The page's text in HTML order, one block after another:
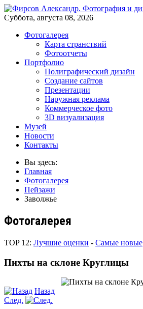
Суббота, августа 08, 2026
Фотогалерея
Карта странствий
Фотоотчеты
Портфолио
Полиграфический дизайн
Создание сайтов
Презентации
Наружная реклама
Коммерческое фото
3D визуализация
Музей
Новости
Контакты
Вы здесь:
Главная
Фотогалерея
Пейзажи
Заволжье
Фотогалерея
TOP 12: Лучшие оценки - Самые новые
Пихты на склоне Круглицы
Назад
След.